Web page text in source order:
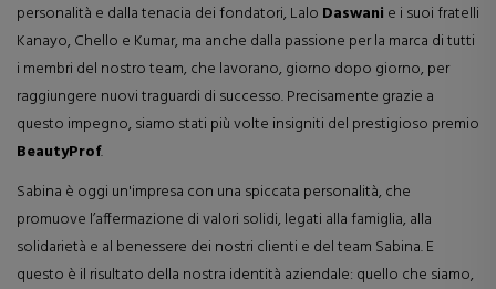
personalità e dalla tenacia dei fondatori, Lalo Daswani e i suoi fratelli
Kanayo, Chello e Kumar, ma anche dalla passione per la marca di tutti
i membri del nostro team, che lavorano, giorno dopo giorno, per
raggiungere nuovi traguardi di successo. Precisamente grazie a
questo impegno, siamo stati più volte insigniti del prestigioso premio
BeautyProf.
Sabina è oggi un'impresa con una spiccata personalità, che
promuove l’affermazione di valori solidi, legati alla famiglia, alla
solidarietà e al benessere dei nostri clienti e del team Sabina. E
questo è il risultato della nostra identità aziendale: quello che siamo,